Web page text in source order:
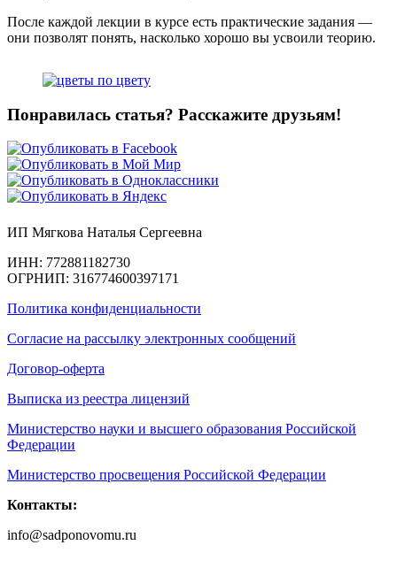
После каждой лекции в курсе есть практические задания —
они позволят понять, насколько хорошо вы усвоили теорию.
Понравилась статья? Расскажите друзьям!
ИП Мягкова Наталья Сергеевна
ИНН: 772881182730
ОГРНИП: 316774600397171
Политика конфиденциальности
Согласие на рассылку электронных сообщений
Договор-оферта
Выписка из реестра лицензий
Министерство науки и высшего образования Российской
Федерации
Министерство просвещения Российской Федерации
Контакты:
info@sadponovomu.ru